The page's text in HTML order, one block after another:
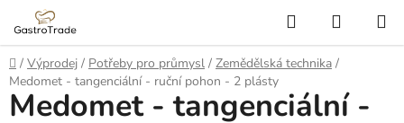
obsah
Hledat
KOŠÍK
Domů
/ Výprodej / Potřeby pro průmysl / Zemědělská technika /
Medomet - tangenciální - ruční pohon - 2 plásty
Medomet - tangenciální -